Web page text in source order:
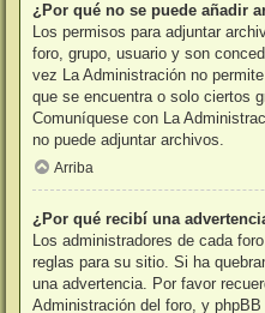
¿Por qué no se puede añadir
Los permisos para adjuntar
foro, grupo, usuario y son
vez La Administración no
que se encuentra o solo ciertos
Comuníquese con La
no puede adjuntar archivos.
Arriba
¿Por qué recibí una
Los administradores de cada
reglas para su sitio. Si ha
una advertencia. Por favor
Administración del foro, y